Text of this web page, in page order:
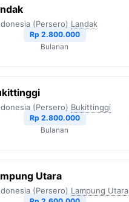
(Persero) Landak
Rp 2.800.000
Bulanan
(Persero) Bukittinggi
Rp 2.800.000
Bulanan
Utara
(Persero) Lampung Utara